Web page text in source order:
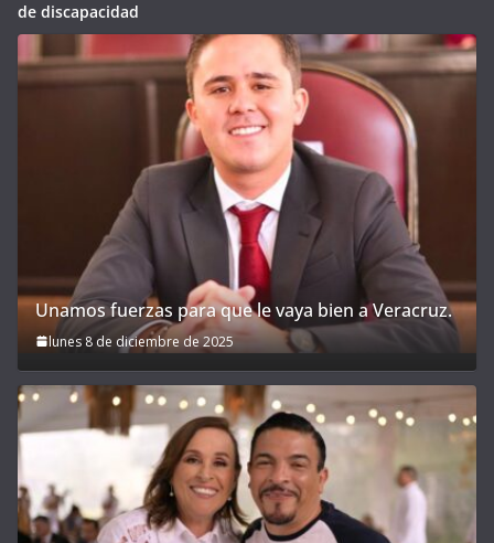
de discapacidad
Unamos fuerzas para que le vaya bien a Veracruz.
lunes 8 de diciembre de 2025